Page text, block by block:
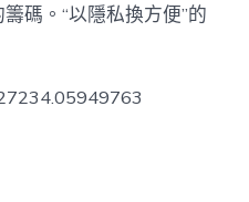
碼。“以隱私換方便”的